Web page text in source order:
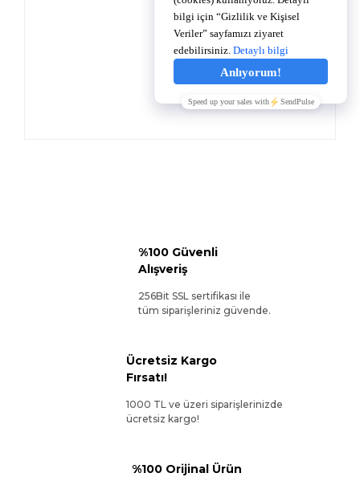
%100 Güvenli
Alışveriş
256Bit SSL sertifikası ile
tüm siparişleriniz güvende.
Ücretsiz Kargo
Fırsatı!
1000 TL ve üzeri siparişlerinizde
ücretsiz kargo!
%100 Orijinal Ürün